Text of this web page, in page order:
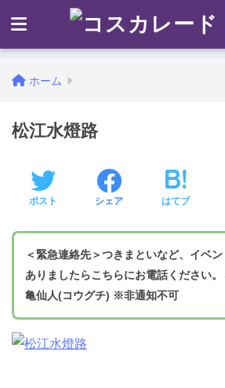
ホーム
松江水燈路
ポスト シェア はてブ
＜緊急連絡先＞つきまといなど、イベ
ありましたらこちらにお電話ください。
亀仙人(コウグチ) ※非通知不可